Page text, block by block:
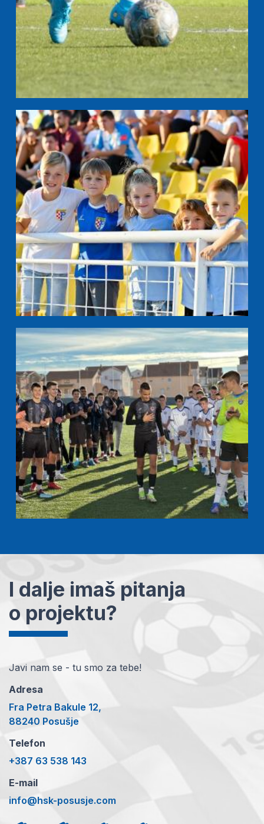
I dalje imaš pitanja
o projektu?
Javi nam se - tu smo za tebe!
Adresa
Fra Petra Bakule 12,
88240 Posušje
Telefon
+387 63 538 143
E-mail
info@hsk-posusje.com